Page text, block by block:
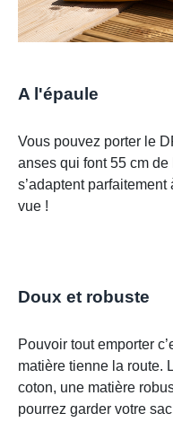
A l'épaule
Vous pouvez porter le
anses qui font 55 cm
s’adaptent
vue !
Doux et robuste
Pouvoir tout emporter
matière tienne la route.
coton, une matière
pourrez garder votre